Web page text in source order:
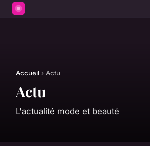
Accueil › Actu
Actu
L'actualité mode et beauté